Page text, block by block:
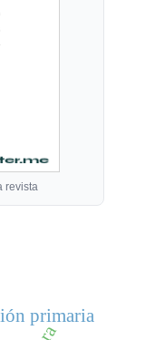
revista
primaria